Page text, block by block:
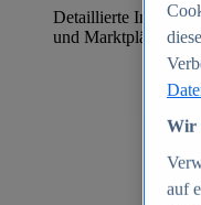
Detaillierte
und Marktplätzen
Wir
auf